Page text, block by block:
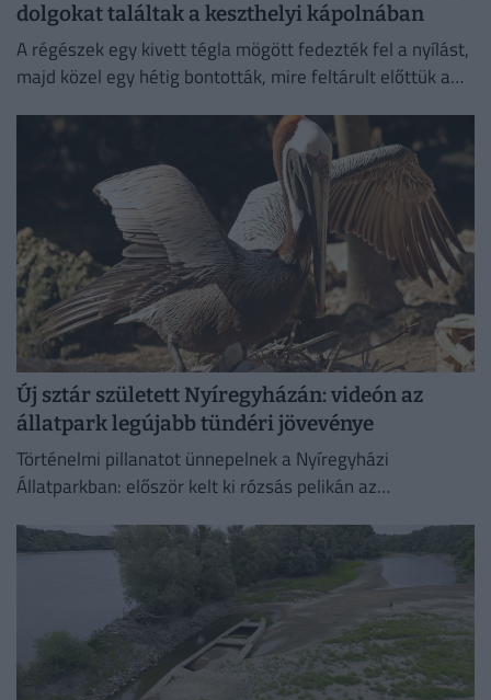
dolgokat találtak a keszthelyi kápolnában
A régészek egy kivett tégla mögött fedezték fel a nyílást,
majd közel egy hétig bontották, mire feltárult előttük a
Új sztár született Nyíregyházán: videón az
állatpark legújabb tündéri jövevénye
Történelmi pillanatot ünnepelnek a Nyíregyházi
Állatparkban: először kelt ki rózsás pelikán az
szülő gondosan neveli, a kicsi pedig...